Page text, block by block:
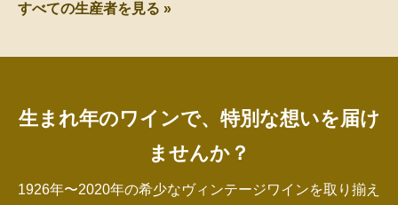
すべての生産者を見る »
生まれ年のワインで、特別な想いを届け
ませんか？
1926年〜2020年の希少なヴィンテージワインを取り揃え